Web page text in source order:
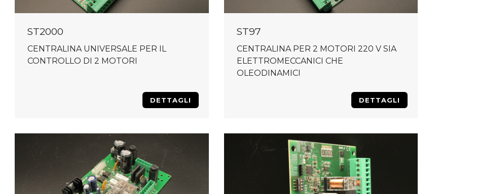
ST2000
CENTRALINA UNIVERSALE PER IL
CONTROLLO DI 2 MOTORI
DETTAGLI
ST97
CENTRALINA PER 2 MOTORI 220 V SIA
ELETTROMECCANICI CHE
OLEODINAMICI
DETTAGLI